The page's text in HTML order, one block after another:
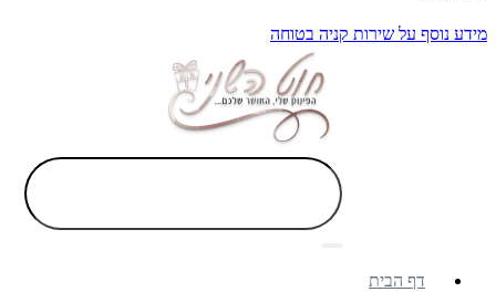
מידע נוסף על שירות קניה בטוחה
דף הבית